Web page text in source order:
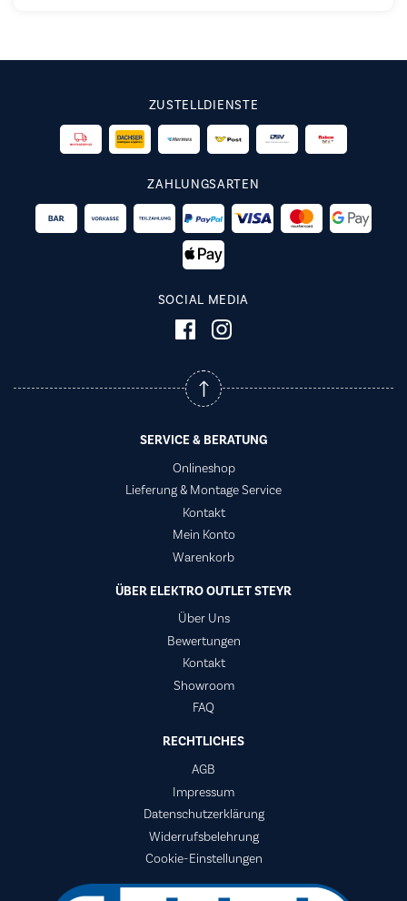
ZUSTELLDIENSTE
ZAHLUNGSARTEN
SOCIAL MEDIA
SERVICE & BERATUNG
Onlineshop
Lieferung & Montage Service
Kontakt
Mein Konto
Warenkorb
ÜBER ELEKTRO OUTLET STEYR
Über Uns
Bewertungen
Kontakt
Showroom
FAQ
RECHTLICHES
AGB
Impressum
Datenschutzerklärung
Widerrufsbelehrung
Cookie-Einstellungen